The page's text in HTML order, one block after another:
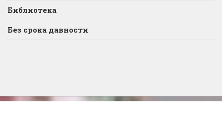
Библиотека
Без срока давности